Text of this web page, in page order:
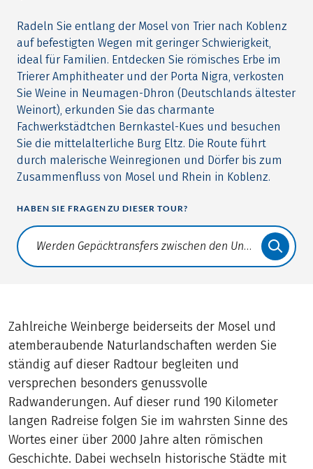
Radeln Sie entlang der Mosel von Trier nach Koblenz
auf befestigten Wegen mit geringer Schwierigkeit,
ideal für Familien. Entdecken Sie römisches Erbe im
Trierer Amphitheater und der Porta Nigra, verkosten
Sie Weine in Neumagen-Dhron (Deutschlands ältester
Weinort), erkunden Sie das charmante
Fachwerkstädtchen Bernkastel-Kues und besuchen
Sie die mittelalterliche Burg Eltz. Die Route führt
durch malerische Weinregionen und Dörfer bis zum
Zusammenfluss von Mosel und Rhein in Koblenz.
HABEN SIE FRAGEN ZU DIESER TOUR?
Translate: a11y.faq.search
Zahlreiche Weinberge beiderseits der Mosel und
atemberaubende Naturlandschaften werden Sie
ständig auf dieser Radtour begleiten und
versprechen besonders genussvolle
Radwanderungen. Auf dieser rund 190 Kilometer
langen Radreise folgen Sie im wahrsten Sinne des
Wortes einer über 2000 Jahre alten römischen
Geschichte. Dabei wechseln historische Städte mit